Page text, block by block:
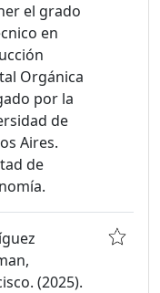
el grado
en
Orgánica
por la
de
Aires.
de
(2025).